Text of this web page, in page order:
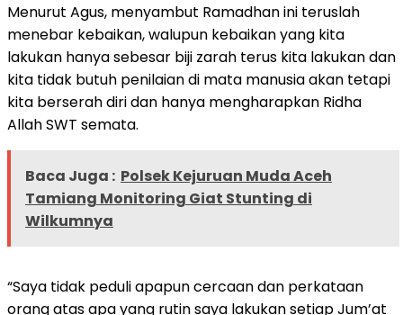
Menurut Agus, menyambut Ramadhan ini teruslah
menebar kebaikan, walupun kebaikan yang kita
lakukan hanya sebesar biji zarah terus kita lakukan dan
kita tidak butuh penilaian di mata manusia akan tetapi
kita berserah diri dan hanya mengharapkan Ridha
Allah SWT semata.
Baca Juga : Polsek Kejuruan Muda Aceh
Tamiang Monitoring Giat Stunting di
Wilkumnya
“Saya tidak peduli apapun cercaan dan perkataan
orang atas apa yang rutin saya lakukan setiap Jum’at